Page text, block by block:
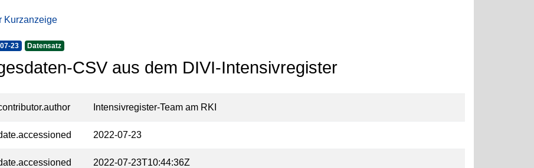
Kurzanzeige
23 Datensatz
CSV aus dem DIVI-Intensivregister
Intensivregister-Team am RKI
2022-07-23
2022-07-23T10:44:36Z